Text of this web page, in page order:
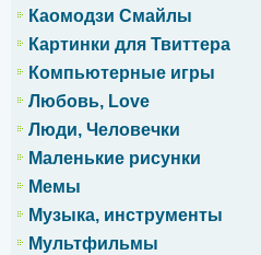
Каомодзи Смайлы
Картинки для Твиттера
Компьютерные игры
Любовь, Love
Люди, Человечки
Маленькие рисунки
Мемы
Музыка, инструменты
Мультфильмы